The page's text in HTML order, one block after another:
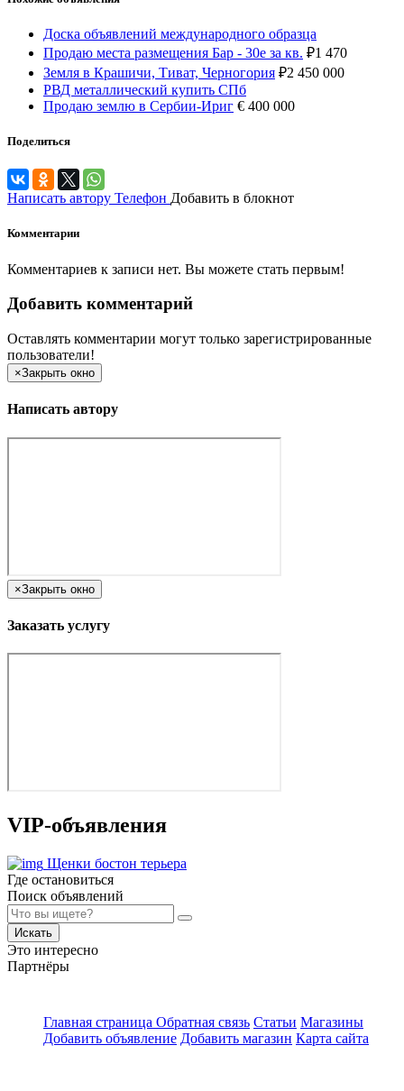
Доска объявлений международного образца
Продаю места размещения Бар - 30е за кв. ₽1 470
Земля в Крашичи, Тиват, Черногория ₽2 450 000
РВД металлический купить СПб
Продаю землю в Сербии-Ириг € 400 000
Поделиться
Написать автору Телефон Добавить в блокнот
Комментарии
Комментариев к записи нет. Вы можете стать первым!
Добавить комментарий
Оставлять комментарии могут только зарегистрированные
пользователи!
×Закрыть окно
Написать автору
×Закрыть окно
Заказать услугу
VIP-объявления
Щенки бостон терьера
Где остановиться
Поиск объявлений
Искать
Это интересно
Партнёры
Главная страница Обратная связь Статьи Магазины
Добавить объявление Добавить магазин Карта сайта